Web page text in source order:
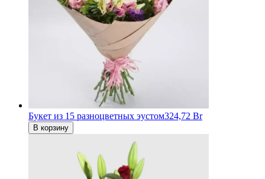
Букет из 15 разноцветных эустом324,72 Br
В корзину